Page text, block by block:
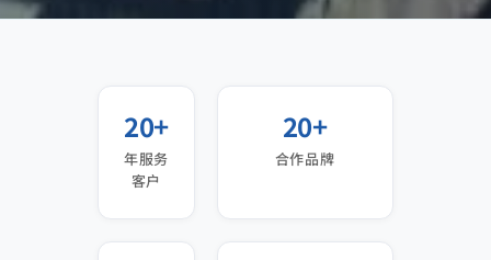
20+
年服务
客户
20+
合作品牌